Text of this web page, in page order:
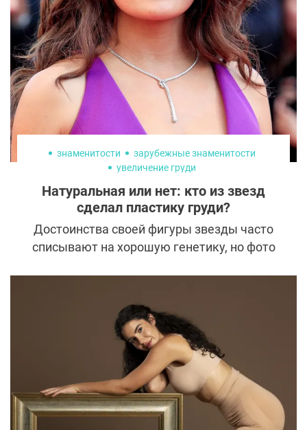
маркетинг.
знаменитости
зарубежные знаменитости
увеличение груди
Натуральная или нет: кто из звезд
сделал пластику груди?
Достоинства своей фигуры звезды часто
списывают на хорошую генетику, но фото
знаменитостей лукавит о естественности
пышных форм, а кто говорит правду?